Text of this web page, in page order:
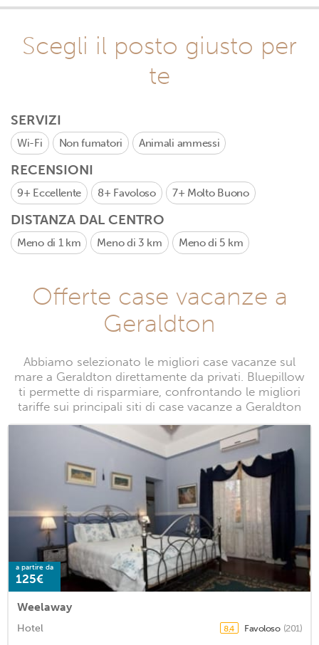
Scegli il posto giusto per
te
SERVIZI
Wi-Fi Non fumatori Animali ammessi
RECENSIONI
9+ Eccellente 8+ Favoloso 7+ Molto Buono
DISTANZA DAL CENTRO
Meno di 1 km Meno di 3 km Meno di 5 km
Offerte case vacanze a
Geraldton
Abbiamo selezionato le migliori case vacanze sul
mare a Geraldton direttamente da privati. Bluepillow
ti permette di risparmiare, confrontando le migliori
tariffe sui principali siti di case vacanze a Geraldton
a partire da
125€
Weelaway
Hotel 8,4 Favoloso (201)